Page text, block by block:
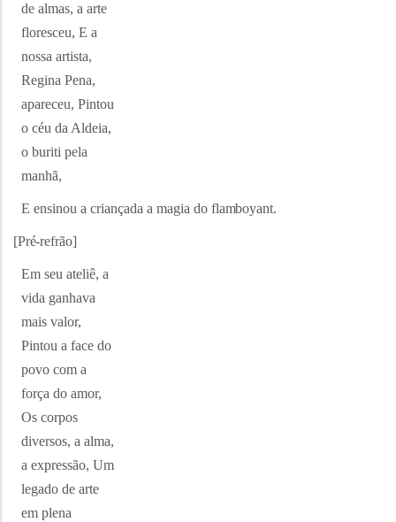
de almas, a arte
floresceu, E a
nossa artista,
Regina Pena,
apareceu, Pintou
o céu da Aldeia,
o buriti pela
manhã,
E ensinou a criançada a magia do flamboyant.
[Pré-refrão]
Em seu ateliê, a
vida ganhava
mais valor,
Pintou a face do
povo com a
força do amor,
Os corpos
diversos, a alma,
a expressão, Um
legado de arte
em plena